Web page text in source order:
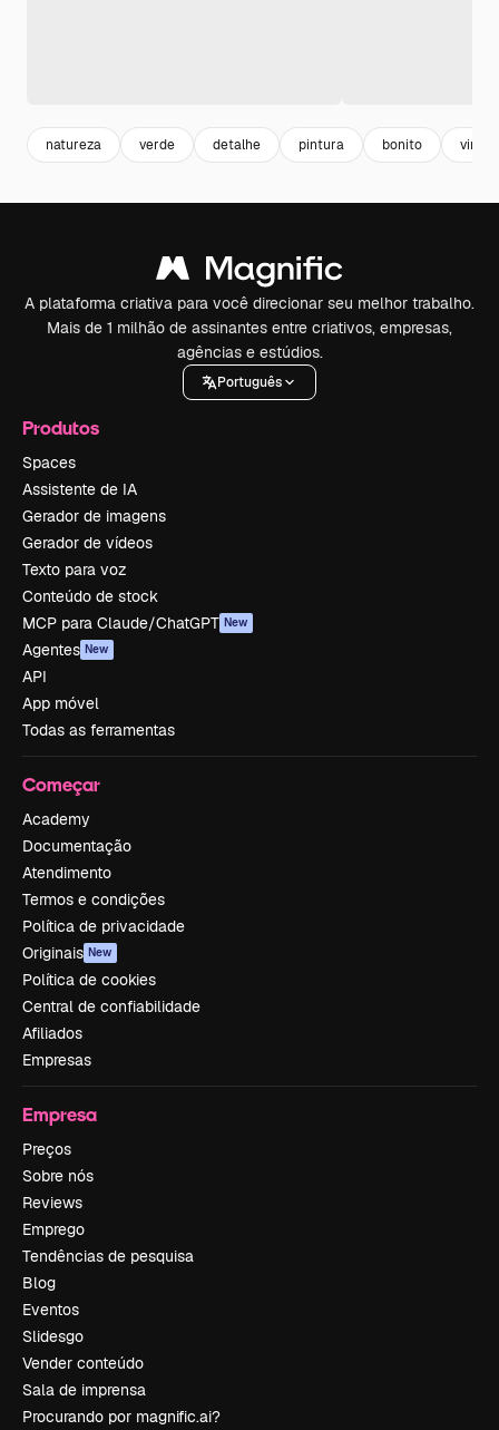
natureza verde detalhe pintura bonito
A plataforma criativa para você direcionar seu melhor trabalho.
Mais de 1 milhão de assinantes entre criativos, empresas,
agências e estúdios.
Português
Produtos
Spaces
Assistente de IA
Gerador de imagens
Gerador de vídeos
Texto para voz
Conteúdo de stock
MCP para Claude/ChatGPT New
Agentes New
API
App móvel
Todas as ferramentas
Começar
Academy
Documentação
Atendimento
Termos e condições
Política de privacidade
Originais New
Política de cookies
Central de confiabilidade
Afiliados
Empresas
Empresa
Preços
Sobre nós
Reviews
Emprego
Tendências de pesquisa
Blog
Eventos
Slidesgo
Vender conteúdo
Sala de imprensa
Procurando por magnific.ai?